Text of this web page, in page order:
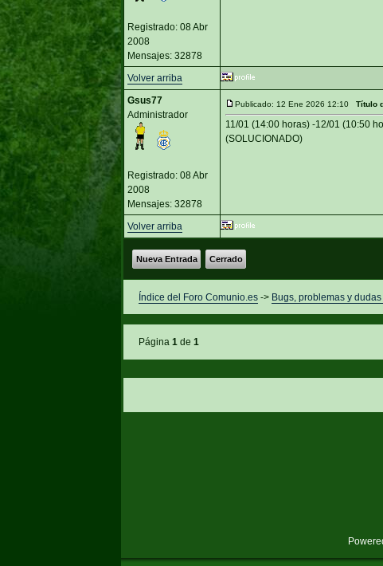
Registrado: 08 Abr
2008
Mensajes: 32878
Volver arriba
Gsus77
Administrador
Registrado: 08 Abr
2008
Mensajes: 32878
Publicado: 12 Ene 2026 12:10 Título
11/01 (14:00 horas) -12/01 (10:50
(SOLUCIONADO)
Volver arriba
Nueva Entrada Cerrado
Índice del Foro Comunio.es-> Bugs, problemas y
Página 1de 1